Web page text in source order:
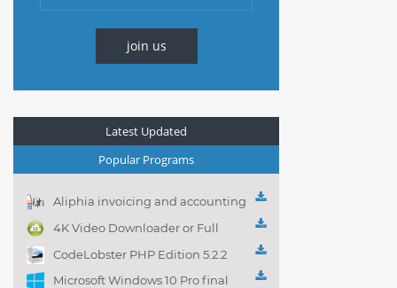
join us
Latest Updated
Popular Programs
Aliphia invoicing and accounting
management 1.0.1
4K Video Downloader or Full
Playlist! 3.4.5.1525
CodeLobster PHP Edition 5.2.2
Microsoft Windows 10 Pro final